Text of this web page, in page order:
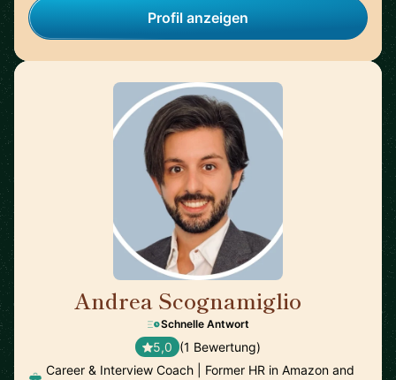
Profil anzeigen
Andrea Scognamiglio
Schnelle Antwort
5,0 (1 Bewertung)
Career & Interview Coach | Former HR in Amazon and